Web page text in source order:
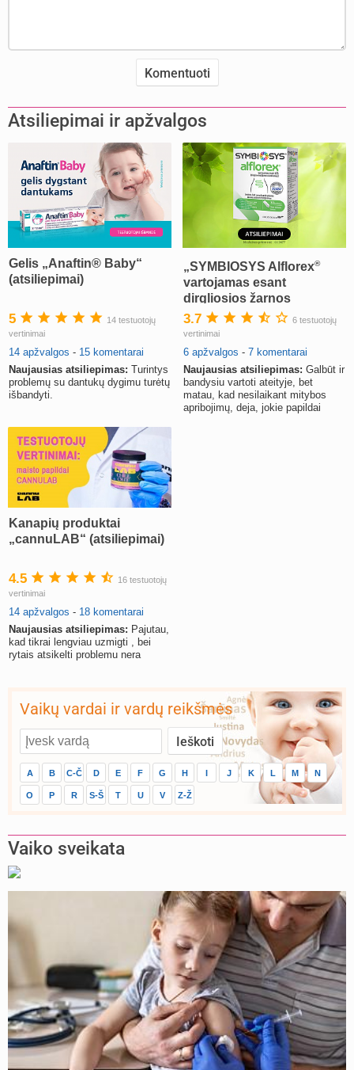
Atsiliepimai ir apžvalgos
Gelis „Anaftin® Baby“
(atsiliepimai)
5
14 testuotojų
vertinimai
14 apžvalgos - 15 komentarai
Naujausias atsiliepimas: Turintys
problemų su dantukų dygimu turėtų
išbandyti.
„SYMBIOSYS Alflorex®
vartojamas esant
dirgliosios žarnos
sindromui (DŽS)“
(atsiliepimai)
3.7
6 testuotojų
vertinimai
6 apžvalgos - 7 komentarai
Naujausias atsiliepimas: Galbūt ir
bandysiu vartoti ateityje, bet
matau, kad nesilaikant mitybos
apribojimų, deja, jokie papildai
Kanapių produktai
„cannuLAB“ (atsiliepimai)
4.5
16 testuotojų
vertinimai
14 apžvalgos - 18 komentarai
Naujausias atsiliepimas: Pajutau,
kad tikrai lengviau uzmigti , bei
rytais atsikelti problemu nera
Vaikų vardai ir vardų reikšmės
A B C-Č D E F G H J K L M N
O P R S-Š T U V Z-Ž
Vaiko sveikata